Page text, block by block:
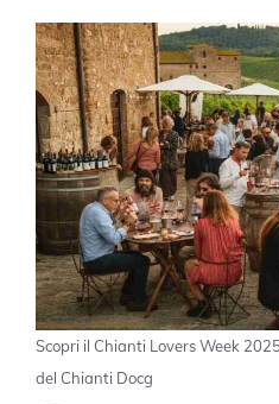
Scopri il Chianti Lovers Week
del Chianti Docg